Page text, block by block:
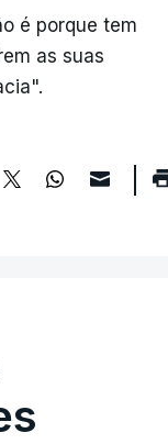
é porque tem
as suas